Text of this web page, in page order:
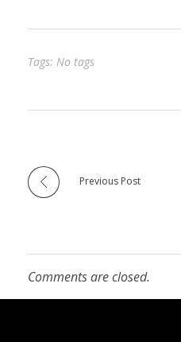
Tags: No tags
Previous Post
Comments are closed.